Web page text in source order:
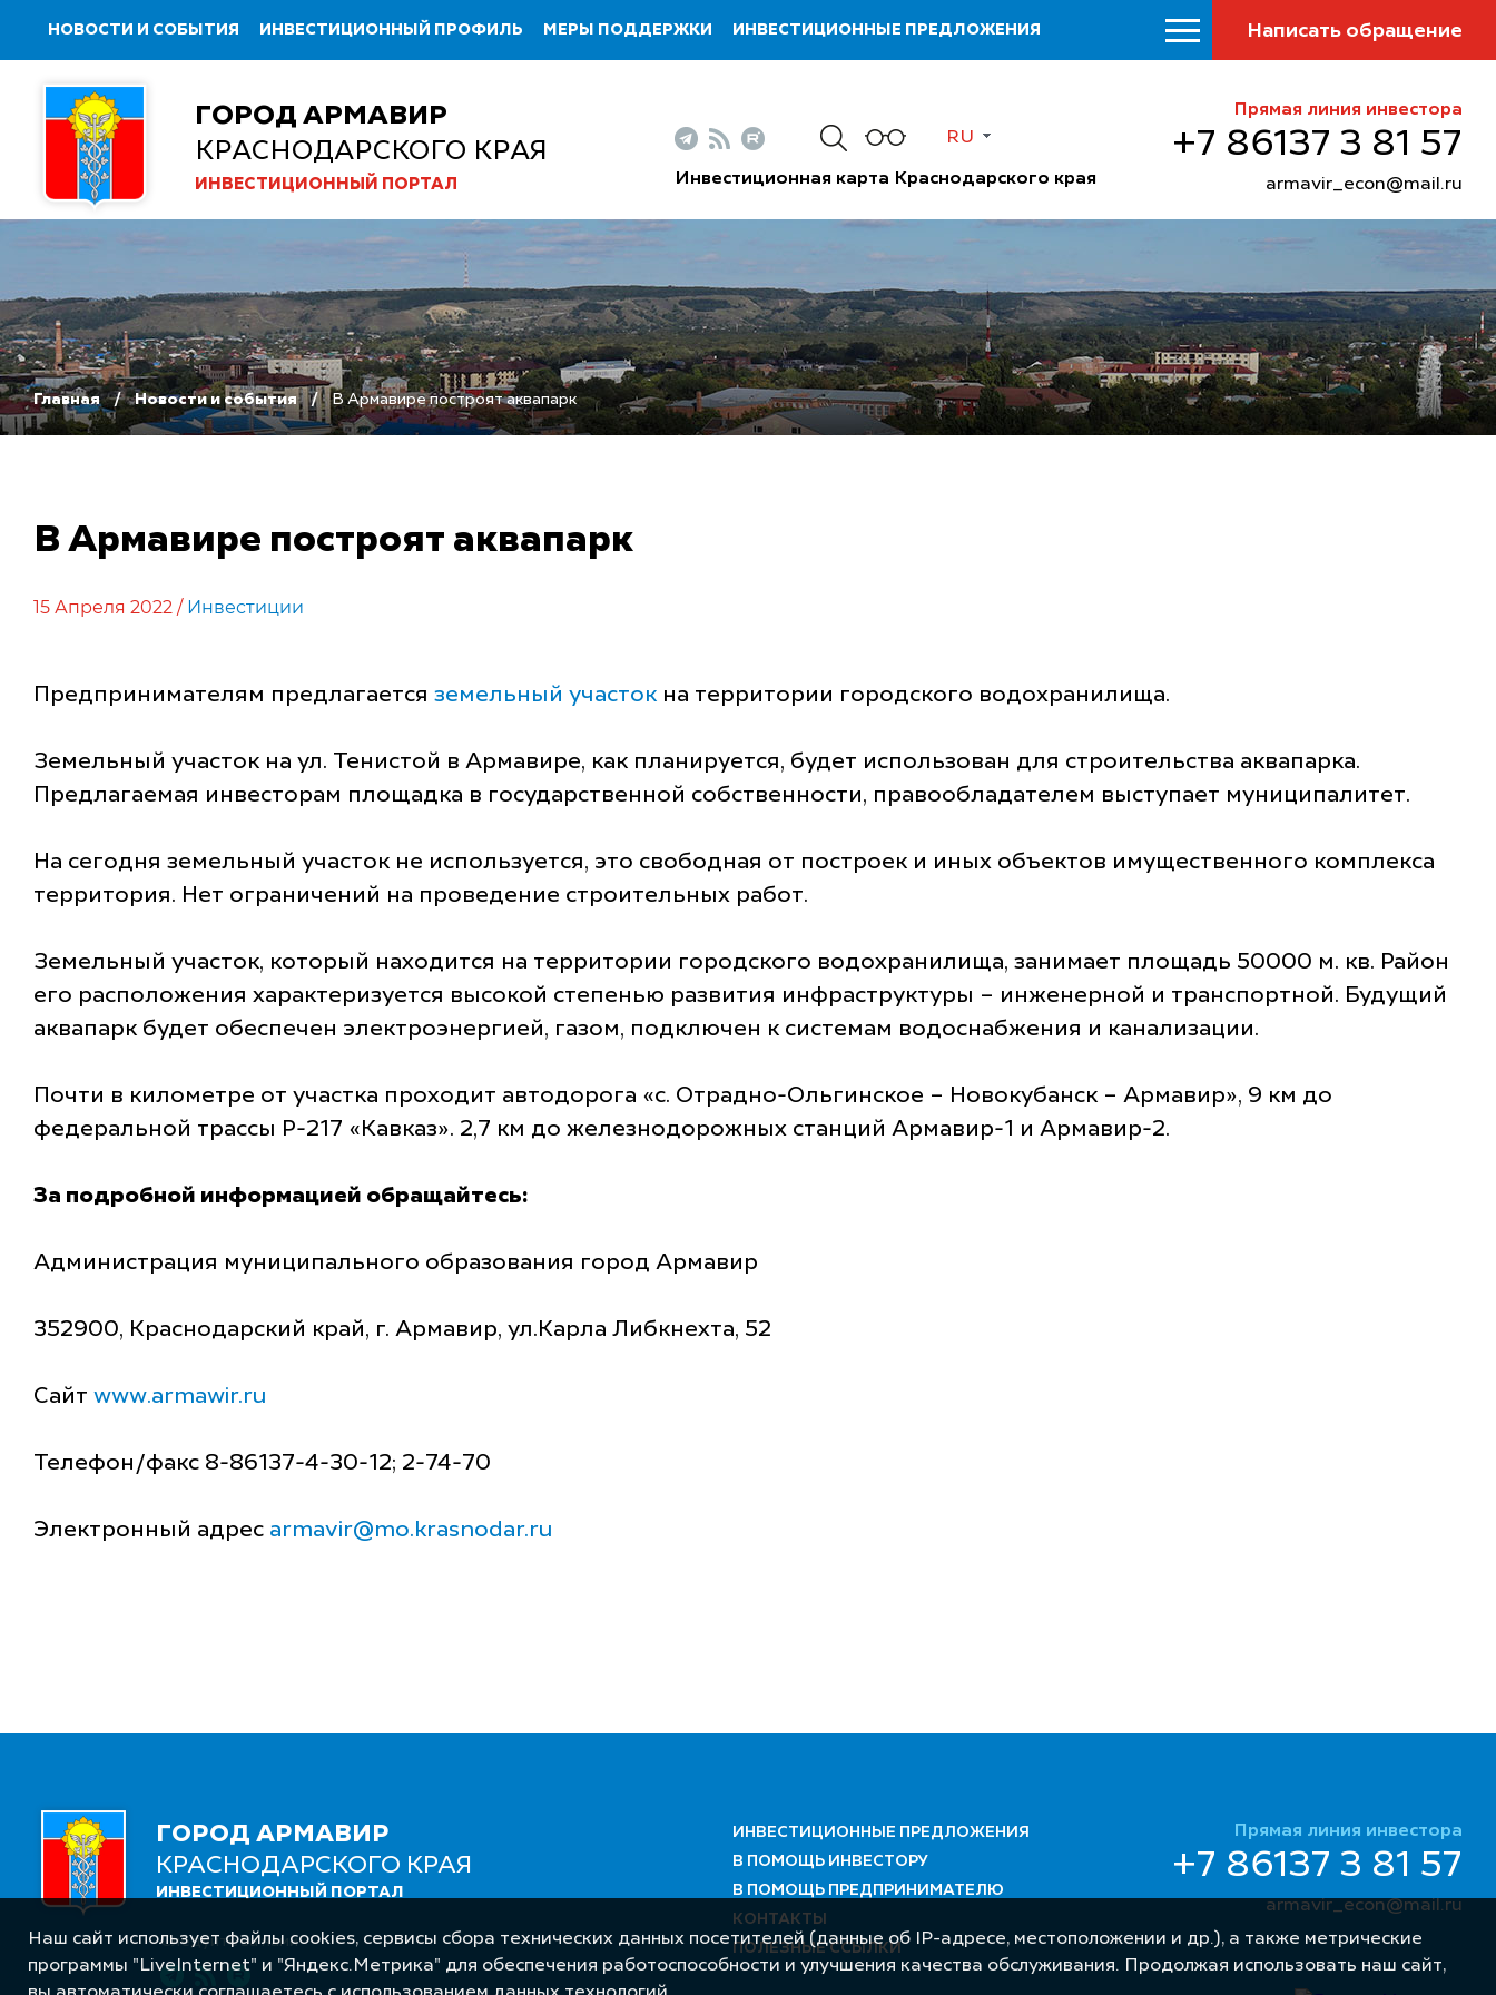
НОВОСТИ И СОБЫТИЯ ИНВЕСТИЦИОННЫЙ ПРОФИЛЬ МЕРЫ ПОДДЕРЖКИ ИНВЕСТИЦИОННЫЕ ПРЕДЛОЖЕНИЯ Написать обращение
ГОРОД АРМАВИР
КРАСНОДАРСКОГО КРАЯ
ИНВЕСТИЦИОННЫЙ ПОРТАЛ
RU
Инвестиционная карта Краснодарского края
Прямая линия инвестора
+7 86137 3 81 57
armavir_econ@mail.ru
Главная Новости и события В Армавире построят аквапарк
В Армавире построят аквапарк
15 Апреля 2022 / Инвестиции
Предпринимателям предлагается земельный участок на территории городского водохранилища.
Земельный участок на ул. Тенистой в Армавире, как планируется, будет использован для строительства аквапарка.
Предлагаемая инвесторам площадка в государственной собственности, правообладателем выступает муниципалитет.
На сегодня земельный участок не используется, это свободная от построек и иных объектов имущественного комплекса
территория. Нет ограничений на проведение строительных работ.
Земельный участок, который находится на территории городского водохранилища, занимает площадь 50000 м. кв. Район
его расположения характеризуется высокой степенью развития инфраструктуры – инженерной и транспортной. Будущий
аквапарк будет обеспечен электроэнергией, газом, подключен к системам водоснабжения и канализации.
Почти в километре от участка проходит автодорога «с. Отрадно-Ольгинское – Новокубанск – Армавир», 9 км до
федеральной трассы Р-217 «Кавказ». 2,7 км до железнодорожных станций Армавир-1 и Армавир-2.
За подробной информацией обращайтесь:
Администрация муниципального образования город Армавир
352900, Краснодарский край, г. Армавир, ул.Карла Либкнехта, 52
Сайт www.armawir.ru
Телефон/факс 8-86137-4-30-12; 2-74-70
Электронный адрес armavir@mo.krasnodar.ru
ГОРОД АРМАВИР
КРАСНОДАРСКОГО КРАЯ
ИНВЕСТИЦИОННЫЙ ПОРТАЛ
Следуйте за нами
ИНВЕСТИЦИОННЫЕ ПРЕДЛОЖЕНИЯ
В ПОМОЩЬ ИНВЕСТОРУ
В ПОМОЩЬ ПРЕДПРИНИМАТЕЛЮ
КОНТАКТЫ
ПОЛЕЗНЫЕ ССЫЛКИ
Прямая линия инвестора
+7 86137 3 81 57
armavir_econ@mail.ru
Наш сайт использует файлы cookies, сервисы сбора технических данных посетителей (данные об IP-адресе, местоположении и др.), а также метрические
программы "LiveInternet" и "Яндекс.Метрика" для обеспечения работоспособности и улучшения качества обслуживания. Продолжая использовать наш сайт,